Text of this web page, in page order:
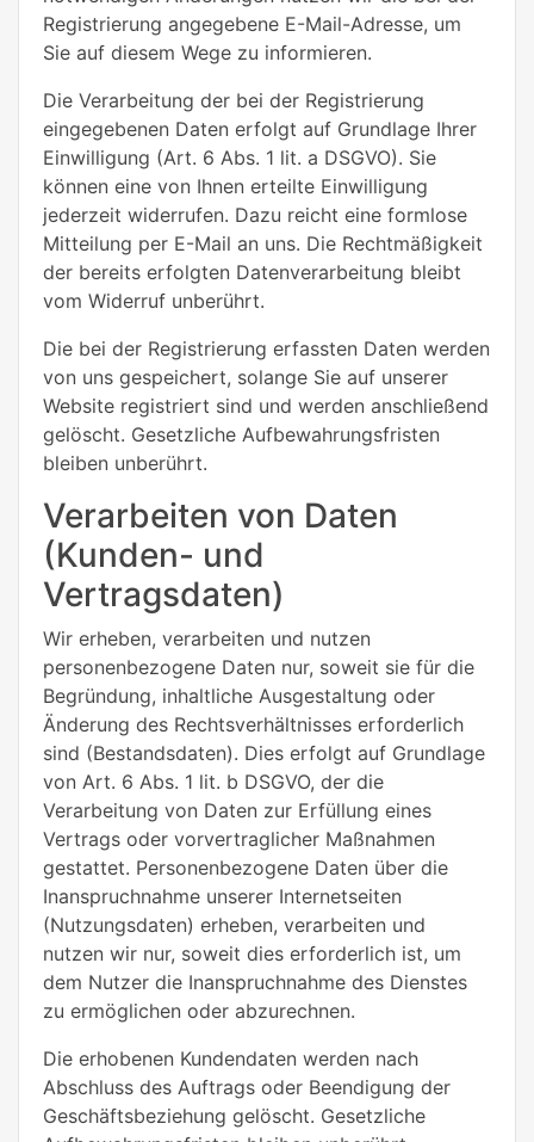
Registrierung angegebene E-Mail-Adresse, um
Sie auf diesem Wege zu informieren.
Die Verarbeitung der bei der Registrierung
eingegebenen Daten erfolgt auf Grundlage Ihrer
Einwilligung (Art. 6 Abs. 1 lit. a DSGVO). Sie
können eine von Ihnen erteilte Einwilligung
jederzeit widerrufen. Dazu reicht eine formlose
Mitteilung per E-Mail an uns. Die Rechtmäßigkeit
der bereits erfolgten Datenverarbeitung bleibt
vom Widerruf unberührt.
Die bei der Registrierung erfassten Daten werden
von uns gespeichert, solange Sie auf unserer
Website registriert sind und werden anschließend
gelöscht. Gesetzliche Aufbewahrungsfristen
bleiben unberührt.
Verarbeiten von Daten
(Kunden- und
Vertragsdaten)
Wir erheben, verarbeiten und nutzen
personenbezogene Daten nur, soweit sie für die
Begründung, inhaltliche Ausgestaltung oder
Änderung des Rechtsverhältnisses erforderlich
sind (Bestandsdaten). Dies erfolgt auf Grundlage
von Art. 6 Abs. 1 lit. b DSGVO, der die
Verarbeitung von Daten zur Erfüllung eines
Vertrags oder vorvertraglicher Maßnahmen
gestattet. Personenbezogene Daten über die
Inanspruchnahme unserer Internetseiten
(Nutzungsdaten) erheben, verarbeiten und
nutzen wir nur, soweit dies erforderlich ist, um
dem Nutzer die Inanspruchnahme des Dienstes
zu ermöglichen oder abzurechnen.
Die erhobenen Kundendaten werden nach
Abschluss des Auftrags oder Beendigung der
Geschäftsbeziehung gelöscht. Gesetzliche